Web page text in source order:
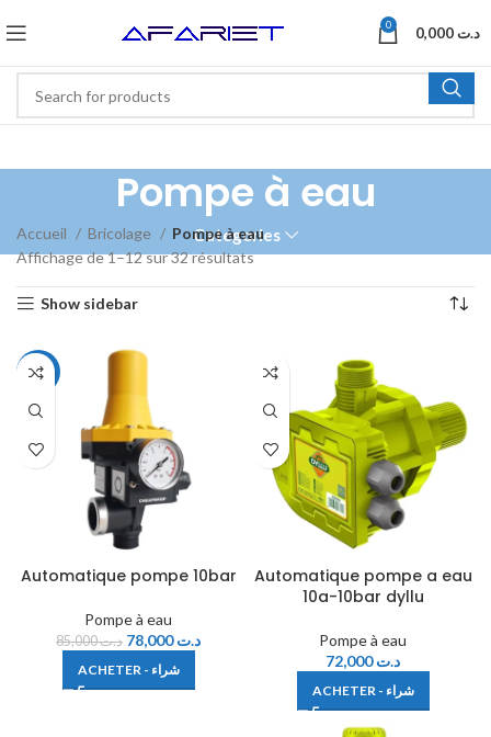
0 د.ت
Pompe à eau
Categories
Accueil Bricolage
Pompe à eau
Affichage de 1–12 sur 32 résultats
Show sidebar
-8%
Automatique pompe 10bar
Pompe à eau
د.ت85,000 د.ت78,000
ACHETER - شراء
Automatique pompe a eau
10a-10bar dyllu
Pompe à eau
د.ت72,000
ACHETER - شراء